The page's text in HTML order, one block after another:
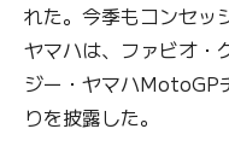
れた。今季もコンセッ
ヤマハは、ファビオ・
ジー・ヤマハMotoGP
りを披露した。